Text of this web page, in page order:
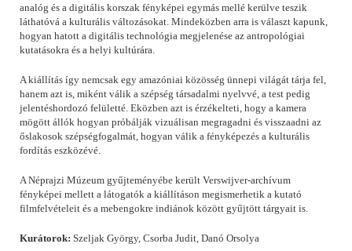
analóg és a digitális korszak fényképei egymás mellé kerülve teszik
láthatóvá a kulturális változásokat. Mindeközben arra is választ kapunk,
hogyan hatott a digitális technológia megjelenése az antropológiai
kutatásokra és a helyi kultúrára.
A kiállítás így nemcsak egy amazóniai közösség ünnepi világát tárja fel,
hanem azt is, miként válik a szépség társadalmi nyelvvé, a test pedig
jelentéshordozó felületté. Eközben azt is érzékelteti, hogy a kamera
mögött állók hogyan próbálják vizuálisan megragadni és visszaadni az
őslakosok szépségfogalmát, hogyan válik a fényképezés a kulturális
fordítás eszközévé.
A Néprajzi Múzeum gyűjteményébe került Verswijver-archívum
fényképei mellett a látogatók a kiállításon megismerhetik a kutató
filmfelvételeit és a mebengokre indiánok között gyűjtött tárgyait is.
Kurátorok: Szeljak György, Csorba Judit, Danó Orsolya